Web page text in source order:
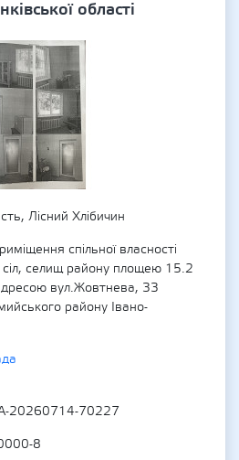
області
Лісний Хлібичин
спільної власності
сіл, селищ району площею 15.2
вул.Жовтнева, 33
району Івано-
20260714-70227
8